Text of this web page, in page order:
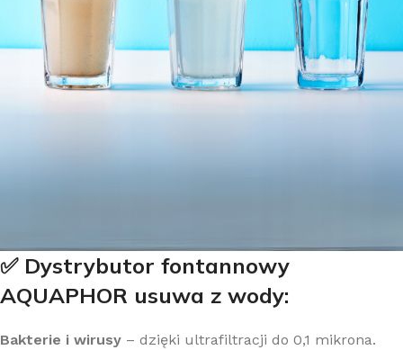
✅ Dystrybutor fontannowy
AQUAPHOR usuwa z wody:
Bakterie i wirusy – dzięki ultrafiltracji do 0,1 mikrona.